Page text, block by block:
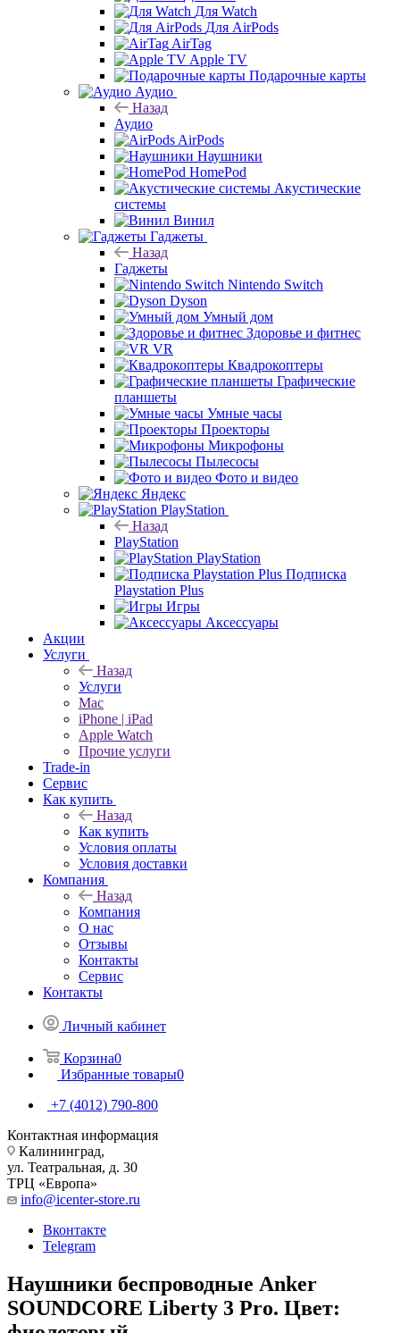
Для Watch
Для AirPods
AirTag
Apple TV
Подарочные карты
Аудио
Назад
Аудио
AirPods
Наушники
HomePod
Акустические
системы
Винил
Гаджеты
Назад
Гаджеты
Nintendo Switch
Dyson
Умный дом
Здоровье и фитнес
VR
Квадрокоптеры
Графические
планшеты
Умные часы
Проекторы
Микрофоны
Пылесосы
Фото и видео
Яндекс
PlayStation
Назад
PlayStation
PlayStation
Подписка
Playstation Plus
Игры
Аксессуары
Акции
Услуги
Назад
Услуги
Mac
iPhone | iPad
Apple Watch
Прочие услуги
Trade-in
Сервис
Как купить
Назад
Как купить
Условия оплаты
Условия доставки
Компания
Назад
Компания
О нас
Отзывы
Контакты
Сервис
Контакты
Личный кабинет
Корзина0
Избранные товары0
+7 (4012) 790-800
Контактная информация
Калининград,
ул. Театральная, д. 30
ТРЦ «Европа»
info@icenter-store.ru
Вконтакте
Telegram
Наушники беспроводные Anker
SOUNDCORE Liberty 3 Pro. Цвет: